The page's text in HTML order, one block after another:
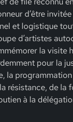
d’être
et logistique
d’artistes
la visite
pour la
la
résistance, de
à la